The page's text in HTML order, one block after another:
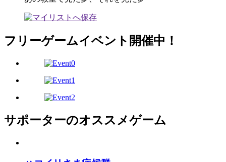
フリーゲームイベント開催中！
サポーターのオススメゲーム